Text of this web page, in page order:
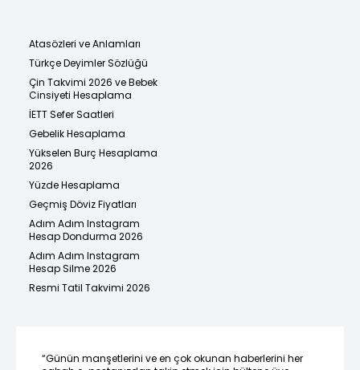
Atasözleri ve Anlamları
Türkçe Deyimler Sözlüğü
Çin Takvimi 2026 ve Bebek
Cinsiyeti Hesaplama
İETT Sefer Saatleri
Gebelik Hesaplama
Yükselen Burç Hesaplama
2026
Yüzde Hesaplama
Geçmiş Döviz Fiyatları
Adım Adım Instagram
Hesap Dondurma 2026
Adım Adım Instagram
Hesap Silme 2026
Resmi Tatil Takvimi 2026
“Günün manşetlerini ve en çok okunan haberlerini her